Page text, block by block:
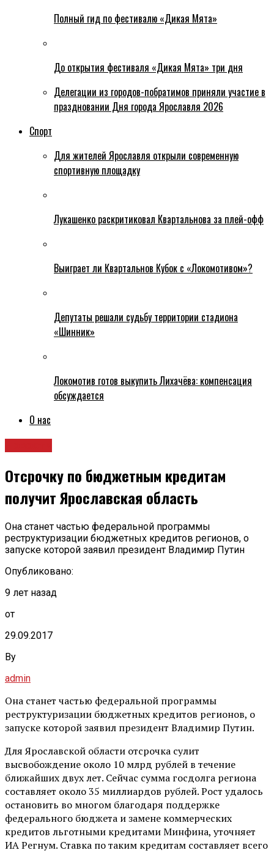
Полный гид по фестивалю «Дикая Мята»
До открытия фестиваля «Дикая Мята» три дня
Делегации из городов-побратимов приняли участие в
праздновании Дня города Ярославля 2026
Спорт
Для жителей Ярославля открыли современную
спортивную площадку
Лукашенко раскритиковал Квартальнова за плей-офф
Выиграет ли Квартальнов Кубок с «Локомотивом»?
Депутаты решали судьбу территории стадиона
«Шинник»
Локомотив готов выкупить Лихачёва: компенсация
обсуждается
О нас
Отсрочку по бюджетным кредитам
получит Ярославская область
Она станет частью федеральной программы
реструктуризации бюджетных кредитов регионов, о
запуске которой заявил президент Владимир Путин
Опубликовано:
9 лет назад
от
29.09.2017
By
admin
Она станет частью федеральной программы
реструктуризации бюджетных кредитов регионов, о
запуске которой заявил президент Владимир Путин.
Для Ярославской области отсрочка сулит
высвобождение около 10 млрд рублей в течение
ближайших двух лет. Сейчас сумма госдолга региона
составляет около 35 миллиардов рублей. Рост удалось
остановить во многом благодаря поддержке
федерального бюджета и замене коммерческих
кредитов льготными кредитами Минфина, уточняет
ИА Регнум. Ставка по таким кредитам составляет всего